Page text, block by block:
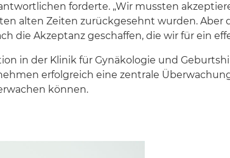
forderte. „Wir mussten
alten Zeiten zurückgesehnt wurden. Aber
die Akzeptanz geschaffen, die wir für ein
in der Klinik für Gynäkologie und
erfolgreich eine zentrale
können.